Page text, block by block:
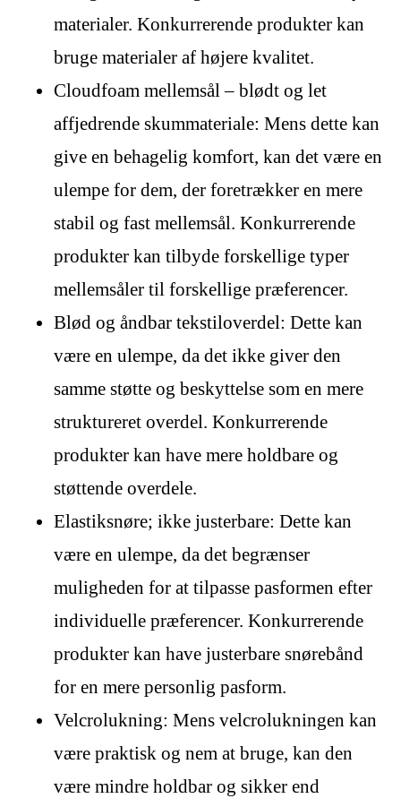
materialer. Konkurrerende produkter kan
bruge materialer af højere kvalitet.
Cloudfoam mellemsål – blødt og let
affjedrende skummateriale: Mens dette kan
give en behagelig komfort, kan det være en
ulempe for dem, der foretrækker en mere
stabil og fast mellemsål. Konkurrerende
produkter kan tilbyde forskellige typer
mellemsåler til forskellige præferencer.
Blød og åndbar tekstiloverdel: Dette kan
være en ulempe, da det ikke giver den
samme støtte og beskyttelse som en mere
struktureret overdel. Konkurrerende
produkter kan have mere holdbare og
støttende overdele.
Elastiksnøre; ikke justerbare: Dette kan
være en ulempe, da det begrænser
muligheden for at tilpasse pasformen efter
individuelle præferencer. Konkurrerende
produkter kan have justerbare snørebånd
for en mere personlig pasform.
Velcrolukning: Mens velcrolukningen kan
være praktisk og nem at bruge, kan den
være mindre holdbar og sikker end